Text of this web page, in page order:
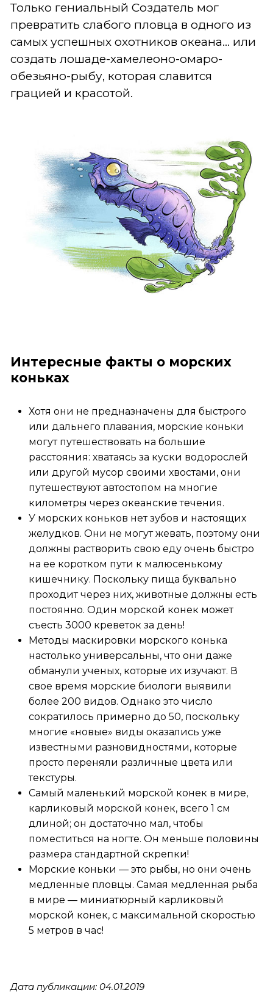
Только гениальный Создатель мог
превратить слабого пловца в одного из
самых успешных охотников океана… или
создать лошаде-хамелеоно-омаро-
обезьяно-рыбу, которая славится
грацией и красотой.
Интересные факты о морских
коньках
Хотя они не предназначены для быстрого
или дальнего плавания, морские коньки
могут путешествовать на большие
расстояния: хватаясь за куски водорослей
или другой мусор своими хвостами, они
путешествуют автостопом на многие
километры через океанские течения.
У морских коньков нет зубов и настоящих
желудков. Они не могут жевать, поэтому они
должны растворить свою еду очень быстро
на ее коротком пути к малюсенькому
кишечнику. Поскольку пища буквально
проходит через них, животные должны есть
постоянно. Один морской конек может
съесть 3000 креветок за день!
Методы маскировки морского конька
настолько универсальны, что они даже
обманули ученых, которые их изучают. В
свое время морские биологи выявили
более 200 видов. Однако это число
сократилось примерно до 50, поскольку
многие «новые» виды оказались уже
известными разновидностями, которые
просто переняли различные цвета или
текстуры.
Самый маленький морской конек в мире,
карликовый морской конек, всего 1 см
длиной; он достаточно мал, чтобы
поместиться на ногте. Он меньше половины
размера стандартной скрепки!
Морские коньки — это рыбы, но они очень
медленные пловцы. Самая медленная рыба
в мире — миниатюрный карликовый
морской конек, с максимальной скоростью
5 метров в час!
Дата публикации: 04.01.2019